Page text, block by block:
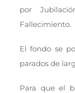
por
Fallecimiento.
El fondo se
parados de
Para que el